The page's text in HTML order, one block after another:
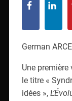
German
Une
le titre «
idées »,